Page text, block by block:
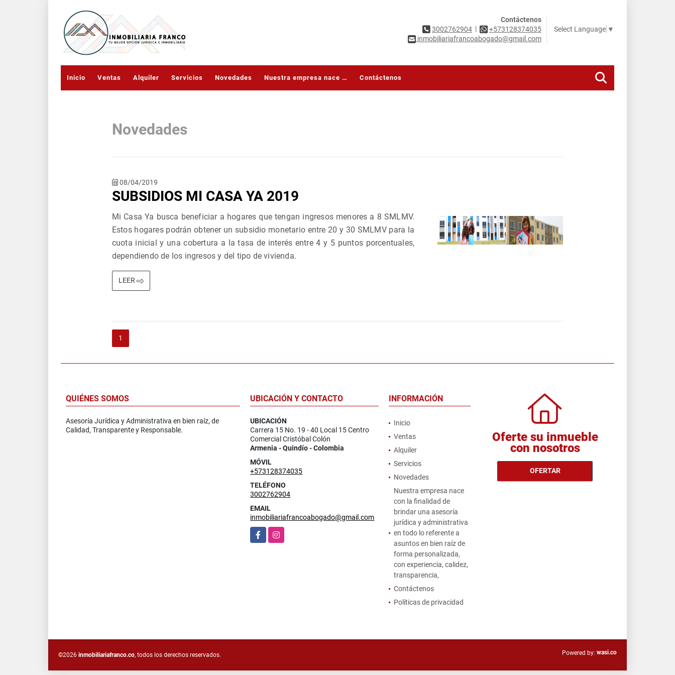
Contáctenos
3002762904 |
+573128374035
inmobiliariafrancoabogado@gmail.com
Select Language ▼
Inicio Ventas Alquiler Servicios Novedades Nuestra empresa nace con la finalidad de brindar una asesoría jurídica y administrativa en todo lo referente a asuntos en bien raíz de forma personalizada, con experiencia, calidez, transparencia, Contáctenos
Novedades
08/04/2019
SUBSIDIOS MI CASA YA 2019
Mi Casa Ya busca beneficiar a hogares que tengan ingresos menores a 8 SMLMV.
Estos hogares podrán obtener un subsidio monetario entre 20 y 30 SMLMV para la
cuota inicial y una cobertura a la tasa de interés entre 4 y 5 puntos porcentuales,
dependiendo de los ingresos y del tipo de vivienda.
LEER
1
QUIÉNES SOMOS
Asesoría Jurídica y Administrativa en bien raíz, de
Calidad, Transparente y Responsable.
UBICACIÓN Y CONTACTO
UBICACIÓN
Carrera 15 No. 19 - 40 Local 15 Centro
Comercial Cristóbal Colón
Armenia - Quindío - Colombia
MÓVIL
+573128374035
TELÉFONO
3002762904
EMAIL
inmobiliariafrancoabogado@gmail.com
FacebookInstagram
INFORMACIÓN
Inicio
Ventas
Alquiler
Servicios
Novedades
Nuestra empresa nace
con la finalidad de
brindar una asesoría
jurídica y administrativa
en todo lo referente a
asuntos en bien raíz de
forma personalizada,
con experiencia, calidez,
transparencia,
Contáctenos
Políticas de privacidad
Oferte su inmueble
con nosotros
OFERTAR
©2026 inmobiliariafranco.co, todos los derechos reservados. Powered by: wasi.co